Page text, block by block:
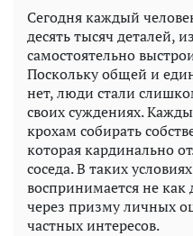
Сегодня каждый
десять тысяч деталей,
самостоятельно
Поскольку общей и
нет, люди стали
своих суждениях.
крохам собирать
которая кардинально
соседа. В таких
воспринимается не
через призму личных
частных интересов.